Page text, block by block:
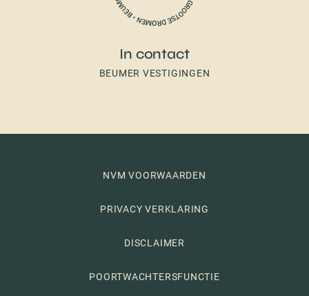
In contact
BEUMER VESTIGINGEN
NVM VOORWAARDEN
PRIVACY VERKLARING
DISCLAIMER
POORTWACHTERSFUNCTIE